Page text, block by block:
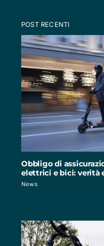
POST RECENTI
Obbligo di
elettrici e bici: verità
News